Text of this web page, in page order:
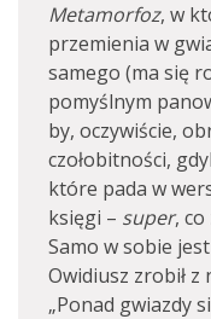
Metamorfoz, w
przemienia w
samego (ma się
pomyślnym
by, oczywiście,
czołobitności,
które pada w
księgi – super, co
Samo w sobie
Owidiusz zrobił
„Ponad gwiazdy